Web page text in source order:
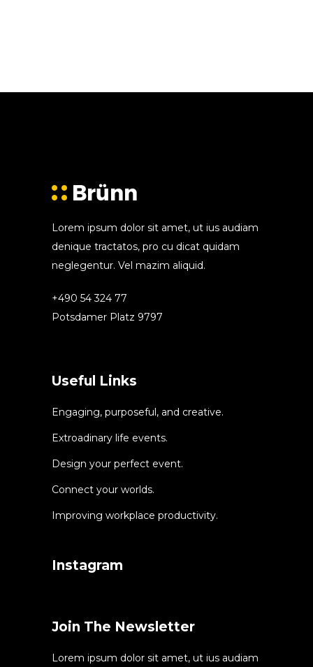
Lorem ipsum dolor sit amet, ut ius audiam
denique tractatos, pro cu dicat quidam
neglegentur. Vel mazim aliquid.
+490 54 324 77
Potsdamer Platz 9797
Useful Links
Engaging, purposeful, and creative.
Extroadinary life events.
Design your perfect event.
Connect your worlds.
Improving workplace productivity.
Instagram
Join The Newsletter
Lorem ipsum dolor sit amet, ut ius audiam